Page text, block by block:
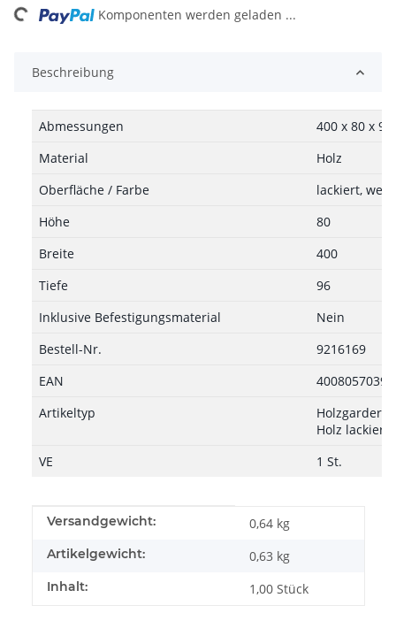
Komponenten werden geladen ...
Beschreibung
Abmessungen
400 x 80 x
Material
Holz
Oberfläche / Farbe
lackiert,
Höhe
80
Breite
400
Tiefe
96
Inklusive Befestigungsmaterial
Nein
Bestell-Nr.
9216169
EAN
Artikeltyp
Holz
VE
1 St.
Produkteigenschaft
Wert
Versandgewicht: 0,64 kg
Artikelgewicht: 0,63 kg
Inhalt: 1,00 Stück